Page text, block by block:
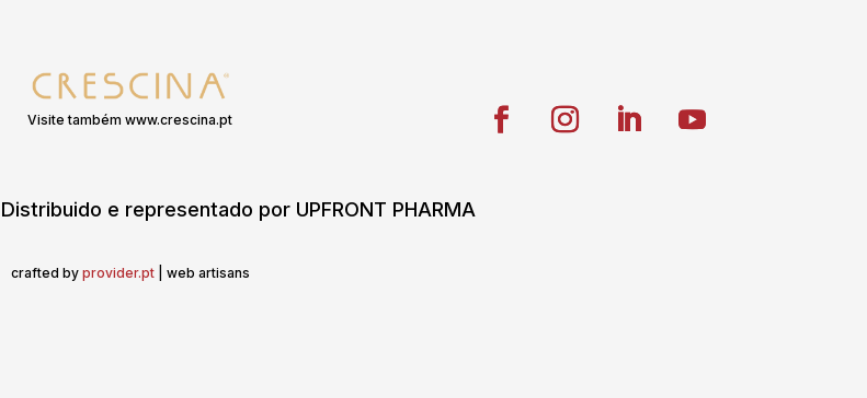
Visite também www.crescina.pt
e representado por UPFRONT PHARMA
crafted by provider.pt | web artisans